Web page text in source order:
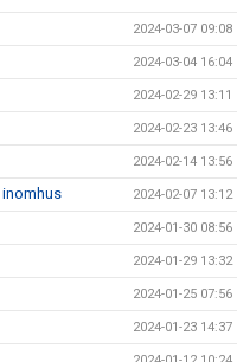
2024-03-07 09:08
2024-03-04 16:04
2024-02-29 13:11
2024-02-23 13:46
2024-02-14 13:56
2024-02-07 13:12
2024-01-30 08:56
2024-01-29 13:32
2024-01-25 07:56
2024-01-23 14:37